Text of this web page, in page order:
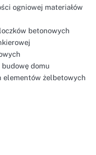
ogniowej materiałów
betonowych
domu
elementów żelbetowych